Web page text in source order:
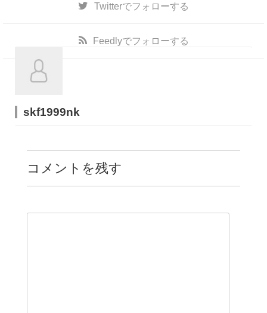
Twitterでフォローする
Feedlyでフォローする
skf1999nk
コメントを残す